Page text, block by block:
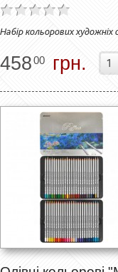
Набір кольорових художніх
45800 грн.